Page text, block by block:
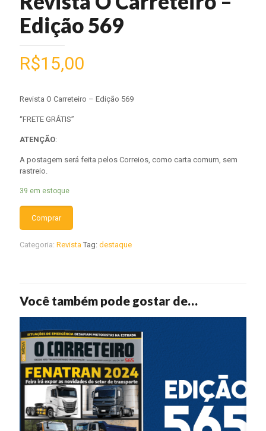
Edição 569
R$15,00
Revista O Carreteiro – Edição 569
“FRETE GRÁTIS”
ATENÇÃO:
A postagem será feita pelos Correios, como carta comum, sem
rastreio.
39 em estoque
Comprar
Categoria: Revista Tag: destaque
Você também pode gostar de…